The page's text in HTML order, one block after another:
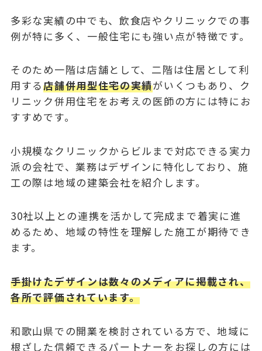
多彩な実績の中でも、飲食店やクリニックでの事
例が特に多く、一般住宅にも強い点が特徴です。
そのため一階は店舗として、二階は住居として利
用する店舗併用型住宅の実績がいくつもあり、ク
リニック併用住宅をお考えの医師の方には特にお
すすめです。
小規模なクリニックからビルまで対応できる実力
派の会社で、業務はデザインに特化しており、施
工の際は地域の建築会社を紹介します。
30社以上との連携を活かして完成まで着実に進
めるため、地域の特性を理解した施工が期待でき
ます。
手掛けたデザインは数々のメディアに掲載され、
各所で評価されています。
和歌山県での開業を検討されている方で、地域に
根ざした信頼できるパートナーをお探しの方には